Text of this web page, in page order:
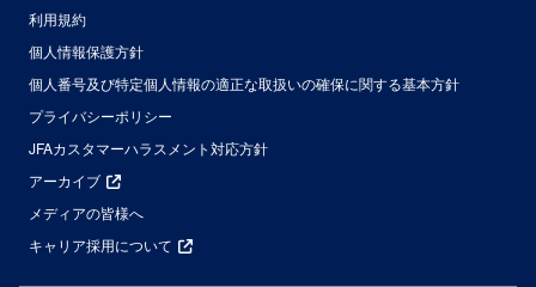
利用規約
個人情報保護方針
個人番号及び特定個人情報の適正な取扱いの確保に関する基本方針
プライバシーポリシー
JFAカスタマーハラスメント対応方針
アーカイブ
メディアの皆様へ
キャリア採用について